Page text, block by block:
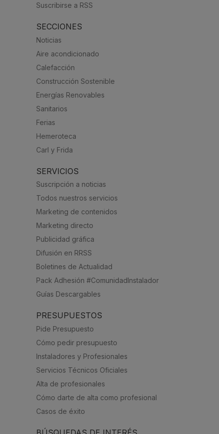
Suscribirse a RSS
SECCIONES
Noticias
Aire acondicionado
Calefacción
Construcción Sostenible
Energías Renovables
Sanitarios
Ferias
Hemeroteca
Carl y Frida
SERVICIOS
Suscripción a noticias
Todos nuestros servicios
Marketing de contenidos
Marketing directo
Publicidad gráfica
Difusión en RRSS
Boletines de Actualidad
Pack Adhesión #ComunidadInstalador
Guías Descargables
PRESUPUESTOS
Pide Presupuesto
Cómo pedir presupuesto
Instaladores y Profesionales
Servicios Técnicos Oficiales
Alta de profesionales
Cómo darte de alta como profesional
Casos de éxito